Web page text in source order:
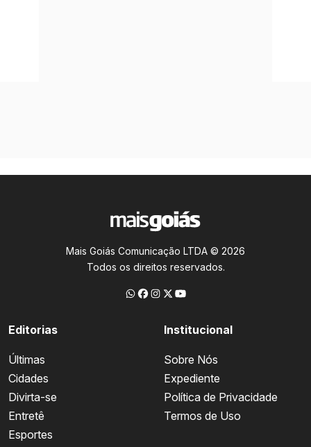
Mais Goiás Comunicação LTDA © 2026
Todos os direitos reservados.
Editorias
Últimas
Cidades
Divirta-se
Entretê
Esportes
Institucional
Sobre Nós
Expediente
Política de Privacidade
Termos de Uso